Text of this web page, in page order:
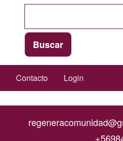
Contacto Login